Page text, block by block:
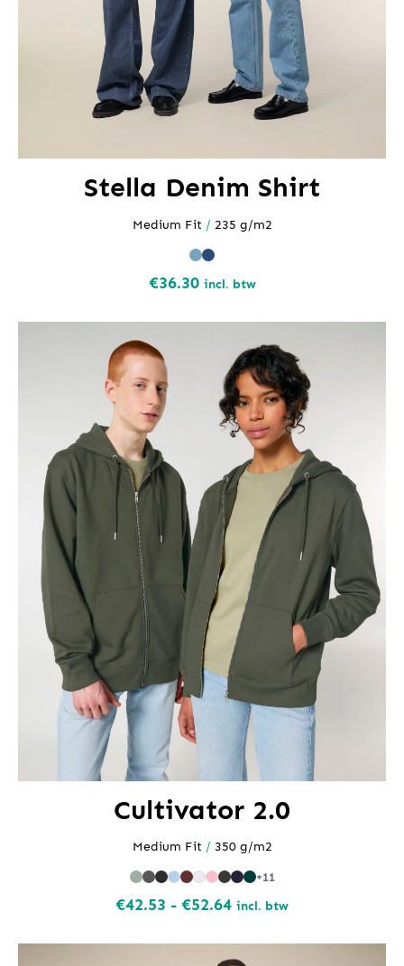
Stella Denim Shirt
Medium Fit / 235 g/m2
€36.30 incl. btw
Cultivator 2.0
Medium Fit / 350 g/m2
+11
€42.53 - €52.64Prijsklasse:
tot
incl. btw